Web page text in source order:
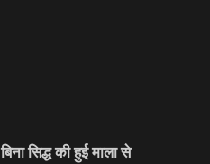
सिद्ध की हुई माला से